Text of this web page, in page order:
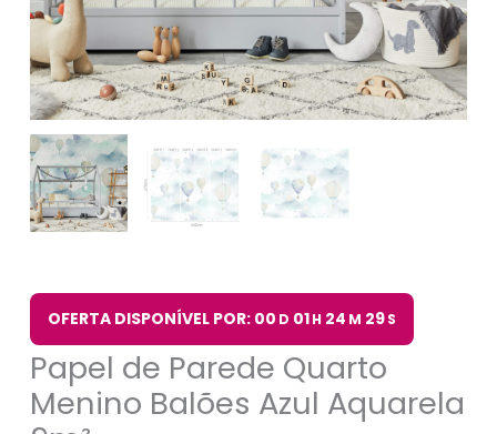
OFERTA DISPONÍVEL POR: 00 D 01H 24 M 29S
Papel de Parede Quarto
Menino Balões Azul Aquarela